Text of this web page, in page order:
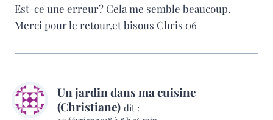
Est-ce une erreur? Cela me semble beaucoup.
Merci pour le retour,et bisous Chris 06
Un jardin dans ma cuisine
(Christiane) dit :